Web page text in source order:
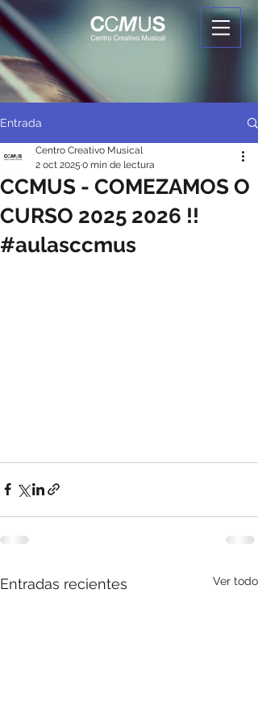
Entrada
CCMUS - COMEZAMOS O
CURSO 2025 2026 !!
#aulasccmus
Centro Creativo Musical
2 oct 2025 0 min de lectura
Entradas recientes Ver todo